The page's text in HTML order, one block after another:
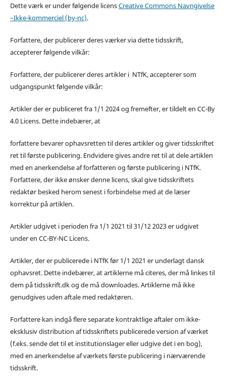
Dette værk er under følgende licensCreative Commons Navngivelse
–Ikke-kommerciel (by-nc).
Forfattere, der publicerer deres værker via dette tidsskrift,
accepterer følgende vilkår:
Forfattere, der publicerer deres artikler i NTfK, accepterer som
udgangspunkt følgende vilkår:
Artikler der er publiceret fra 1/1 2024 og fremefter, er tildelt en CC-By
4.0 Licens. Dette indebærer, at
forfattere bevarer ophavsretten til deres artikler og giver tidsskriftet
ret til første publicering. Endvidere gives andre ret til at dele artiklen
med en anerkendelse af forfatteren og første publicering i NTfK.
Forfattere, der ikke ønsker denne licens, skal give tidsskriftets
redaktør besked herom senest i forbindelse med at de læser
korrektur på artiklen.
Artikler udgivet i perioden fra 1/1 2021 til 31/12 2023 er udgivet
under en CC-BY-NC Licens.
Artikler, der er publicerede i NTfK før 1/1 2021 er underlagt dansk
ophavsret. Dette indebærer, at artiklerne må citeres, der må linkes til
dem på tidsskrift.dk og de må downloades. Artiklerne må ikke
genudgives uden aftale med redaktøren.
Forfattere kan indgå flere separate kontraktlige aftaler om ikke-
eksklusiv distribution af tidsskriftets publicerede version af værket
(f.eks. sende det til et institutionslager eller udgive det i en bog),
med en anerkendelse af værkets første publicering i nærværende
tidsskrift.